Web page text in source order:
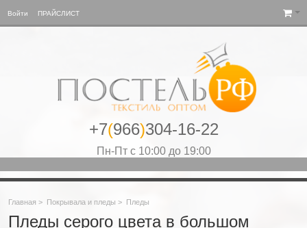
Войти ПРАЙСЛИСТ
+7(966)304-16-22
Пн-Пт с 10:00 до 19:00
Главная > Покрывала и пледы > Пледы
Пледы серого цвета в большом